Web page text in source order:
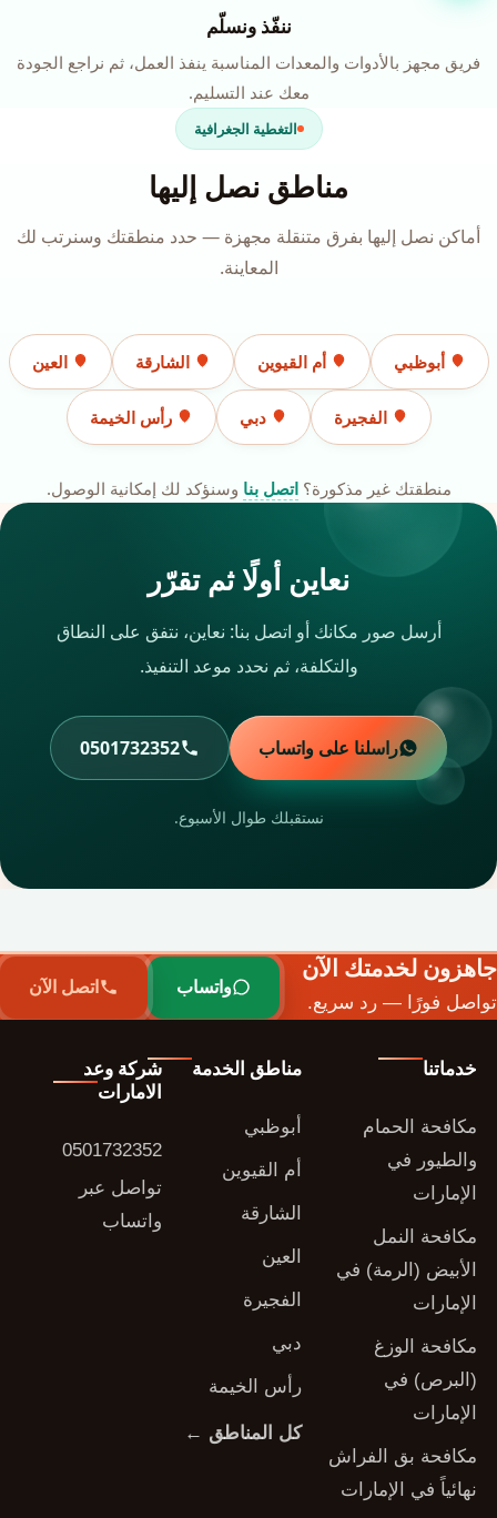
ننفّذ ونسلّم
فريق مجهز بالأدوات والمعدات المناسبة ينفذ العمل، ثم نراجع الجودة
معك عند التسليم.
التغطية الجغرافية
مناطق نصل إليها
أماكن نصل إليها بفرق متنقلة مجهزة — حدد منطقتك وسنرتب لك
المعاينة.
أبوظبي أم القيوين الشارقة العين
الفجيرة دبي رأس الخيمة
منطقتك غير مذكورة؟اتصل بنا وسنؤكد لك إمكانية الوصول.
نعاين أولًا ثم تقرّر
أرسل صور مكانك أو اتصل بنا: نعاين، نتفق على النطاق
والتكلفة، ثم نحدد موعد التنفيذ.
راسلنا على واتساب 0501732352
نستقبلك طوال الأسبوع.
جاهزون لخدمتك الآن
تواصل فورًا — رد سريع.
واتساب اتصل الآن
خدماتنا
مكافحة الحمام
والطيور في
الإمارات
مكافحة النمل
الأبيض (الرمة) في
الإمارات
مكافحة الوزغ
(البرص) في
الإمارات
مكافحة بق الفراش
نهائياً في الإمارات
مناطق الخدمة
أبوظبي
أم القيوين
الشارقة
العين
الفجيرة
دبي
رأس الخيمة
كل المناطق ←
شركة وعد
الامارات
0501732352
تواصل عبر
واتساب